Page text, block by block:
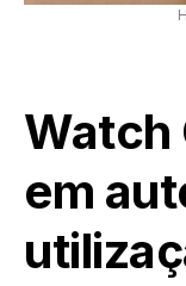
Watch
em